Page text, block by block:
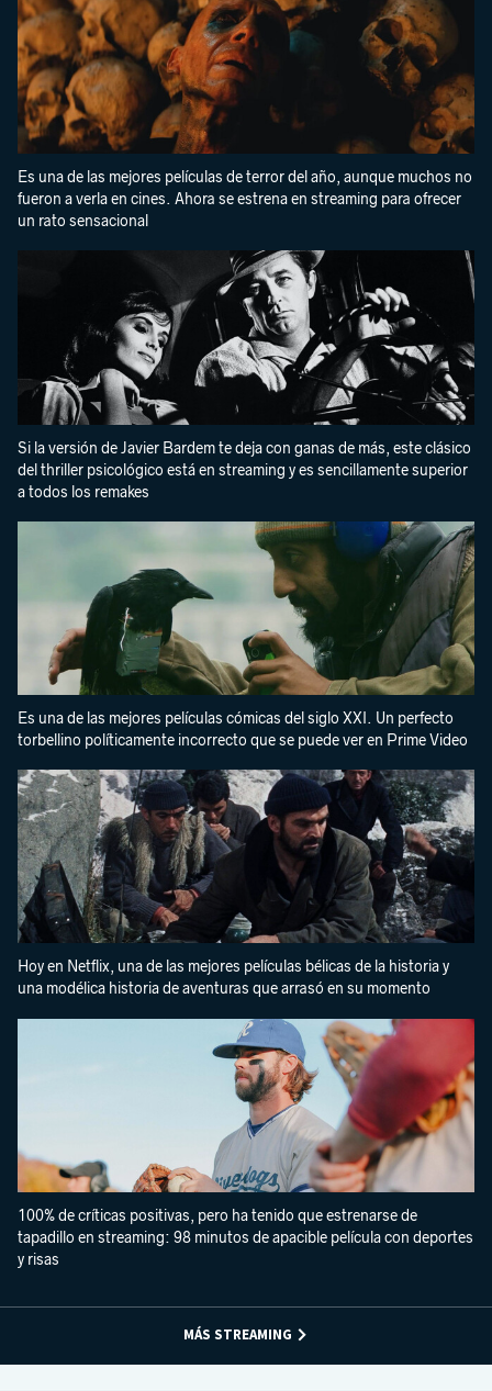
Es una de las mejores películas de terror del año, aunque muchos no
fueron a verla en cines. Ahora se estrena en streaming para ofrecer
un rato sensacional
Si la versión de Javier Bardem te deja con ganas de más, este clásico
del thriller psicológico está en streaming y es sencillamente superior
a todos los remakes
Es una de las mejores películas cómicas del siglo XXI. Un perfecto
torbellino políticamente incorrecto que se puede ver en Prime Video
Hoy en Netflix, una de las mejores películas bélicas de la historia y
una modélica historia de aventuras que arrasó en su momento
100% de críticas positivas, pero ha tenido que estrenarse de
tapadillo en streaming: 98 minutos de apacible película con deportes
y risas
MÁS STREAMING